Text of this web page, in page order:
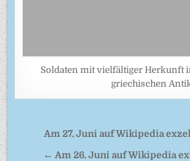
Soldaten mit vielfältiger Herkunft
griechischen
Beitragsnavigation
Am 27. Juni auf Wikipedia
← Am 26. Juni auf Wikipedia